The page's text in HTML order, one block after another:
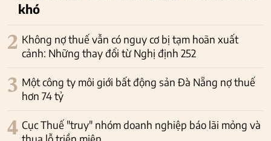
khó
2 Không nợ thuế vẫn có nguy cơ bị tạm hoãn xuất
cảnh: Những thay đổi từ Nghị định 252
3 Một công ty môi giới bất động sản Đà Nẵng nợ thuế
hơn 74 tỷ
4 Cục Thuế "truy" nhóm doanh nghiệp báo lãi mỏng và